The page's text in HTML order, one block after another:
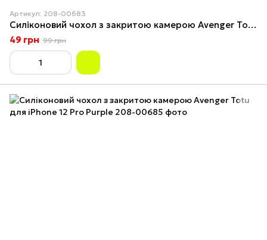
Артикул: 208-00683
Силіконовий чохол з закритою камерою Avenger Totu для iPhone 12 Pro Pink
49 грн 99 грн